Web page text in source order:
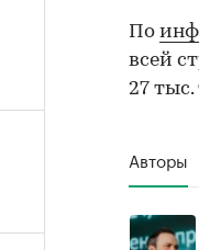
По
всей
27
Авторы